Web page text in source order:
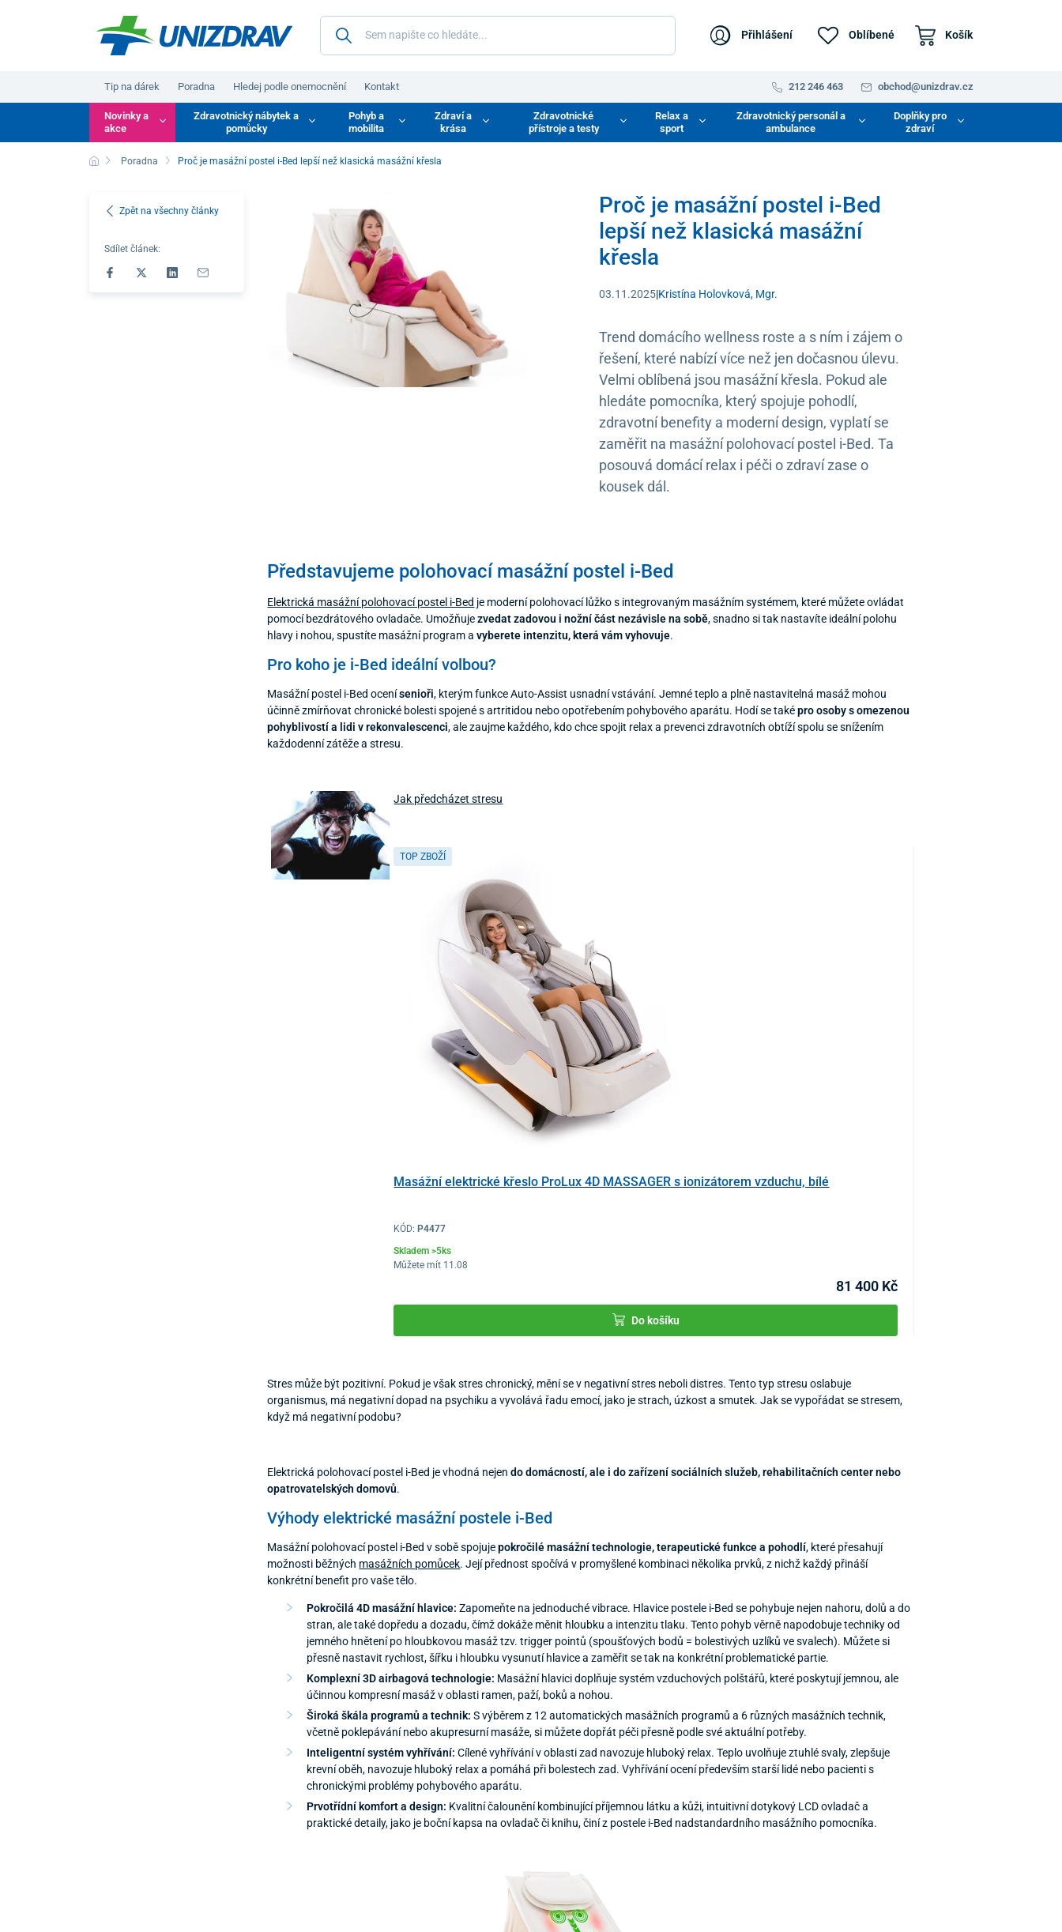
Přihlášení Oblíbené Košík
Tip na dárek Poradna Hledej podle onemocnění Kontakt 212 246 463 obchod@unizdrav.cz
Novinky a
akce
Zdravotnický nábytek a
pomůcky
Pohyb a
mobilita
Zdraví a
krása
Zdravotnické
přístroje a testy
Relax a
sport
Zdravotnický personál a
ambulance
Doplňky pro
zdraví
Poradna Proč je masážní postel i-Bed lepší než klasická masážní křesla
Zpět na všechny články
Sdílet článek:
Proč je masážní postel i-Bed
lepší než klasická masážní
křesla
03.11.2025|Kristína Holovková, Mgr.
Trend domácího wellness roste a s ním i zájem o
řešení, které nabízí více než jen dočasnou úlevu.
Velmi oblíbená jsou masážní křesla. Pokud ale
hledáte pomocníka, který spojuje pohodlí,
zdravotní benefity a moderní design, vyplatí se
zaměřit na masážní polohovací postel i-Bed. Ta
posouvá domácí relax i péči o zdraví zase o
kousek dál.
Představujeme polohovací masážní postel i-Bed
Elektrická masážní polohovací postel i-Bed je moderní polohovací lůžko s integrovaným masážním systémem, které můžete ovládat
pomocí bezdrátového ovladače. Umožňujezvedat zadovou i nožní část nezávisle na sobě, snadno si tak nastavíte ideální polohu
hlavy i nohou, spustíte masážní program avyberete intenzitu, která vám vyhovuje.
Pro koho je i-Bed ideální volbou?
Masážní postel i-Bed ocenísenioři, kterým funkce Auto-Assist usnadní vstávání. Jemné teplo a plně nastavitelná masáž mohou
účinně zmírňovat chronické bolesti spojené s artritidou nebo opotřebením pohybového aparátu. Hodí se taképro osoby s omezenou
pohyblivostí a lidi v rekonvalescenci, ale zaujme každého, kdo chce spojit relax a prevenci zdravotních obtíží spolu se snížením
každodenní zátěže a stresu.
Jak předcházet stresu
TOP ZBOŽÍ
Masážní elektrické křeslo ProLux 4D MASSAGER s ionizátorem vzduchu, bílé
KÓD: P4477
Skladem >5ks
Můžete mít 11.08
81 400 Kč
Do košíku
Stres může být pozitivní. Pokud je však stres chronický, mění se v negativní stres neboli distres. Tento typ stresu oslabuje
organismus, má negativní dopad na psychiku a vyvolává řadu emocí, jako je strach, úzkost a smutek. Jak se vypořádat se stresem,
když má negativní podobu?
Elektrická polohovací postel i-Bed je vhodná nejendo domácností, ale i do zařízení sociálních služeb, rehabilitačních center nebo
opatrovatelských domovů.
Výhody elektrické masážní postele i-Bed
Masážní polohovací postel i-Bed v sobě spojujepokročilé masážní technologie, terapeutické funkce a pohodlí, které přesahují
možnosti běžných masážních pomůcek. Její přednost spočívá v promyšlené kombinaci několika prvků, z nichž každý přináší
konkrétní benefit pro vaše tělo.
Pokročilá 4D masážní hlavice: Zapomeňte na jednoduché vibrace. Hlavice postele i-Bed se pohybuje nejen nahoru, dolů a do
stran, ale také dopředu a dozadu, čímž dokáže měnit hloubku a intenzitu tlaku. Tento pohyb věrně napodobuje techniky od
jemného hnětení po hloubkovou masáž tzv. trigger pointů (spoušťových bodů = bolestivých uzlíků ve svalech). Můžete si
přesně nastavit rychlost, šířku i hloubku vysunutí hlavice a zaměřit se tak na konkrétní problematické partie.
Komplexní 3D airbagová technologie: Masážní hlavici doplňuje systém vzduchových polštářů, které poskytují jemnou, ale
účinnou kompresní masáž v oblasti ramen, paží, boků a nohou.
Široká škála programů a technik: S výběrem z 12 automatických masážních programů a 6 různých masážních technik,
včetně poklepávání nebo akupresurní masáže, si můžete dopřát péči přesně podle své aktuální potřeby.
Inteligentní systém vyhřívání: Cílené vyhřívání v oblasti zad navozuje hluboký relax. Teplo uvolňuje ztuhlé svaly, zlepšuje
krevní oběh, navozuje hluboký relax a pomáhá při bolestech zad. Vyhřívání ocení především starší lidé nebo pacienti s
chronickými problémy pohybového aparátu.
Prvotřídní komfort a design: Kvalitní čalounění kombinující příjemnou látku a kůži, intuitivní dotykový LCD ovladač a
praktické detaily, jako je boční kapsa na ovladač či knihu, činí z postele i-Bed nadstandardního masážního pomocníka.